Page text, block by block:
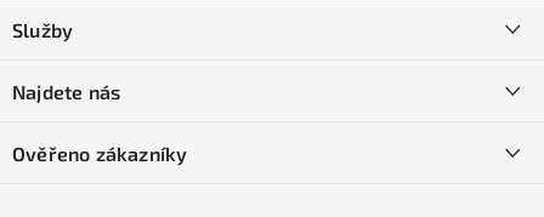
Obchodní podmínky
Podmínky GDPR
Služby
Naše prodejna
Najdete nás
Ověřeno zákazníky